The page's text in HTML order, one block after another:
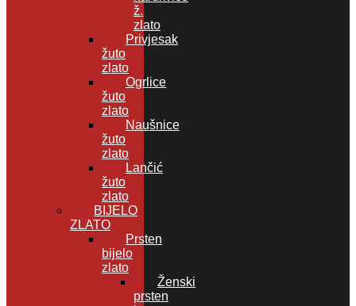
ž.
zlato
Privjesak
žuto
zlato
Ogrlice
žuto
zlato
Naušnice
žuto
zlato
Lančić
žuto
zlato
BIJELO
ZLATO
Prsten
bijelo
zlato
Ženski
prsten